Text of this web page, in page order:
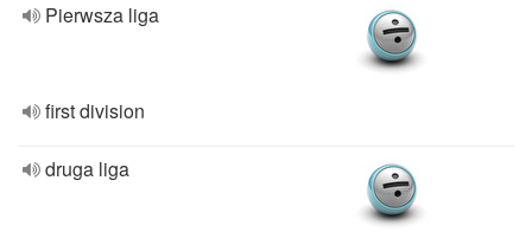
Pierwsza liga
first division
druga liga